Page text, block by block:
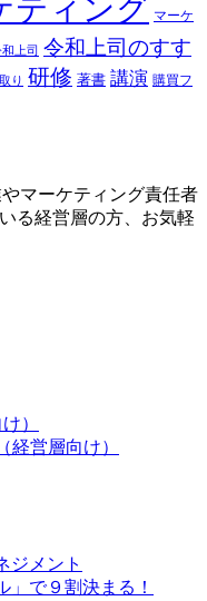
ティング マーケ
上司 令和上司のすす
り 研修 著書 講演 購買フ
マーケティング責任者
る経営層の方、お気軽
）
経営層向け）
ジメント
」で９割決まる！